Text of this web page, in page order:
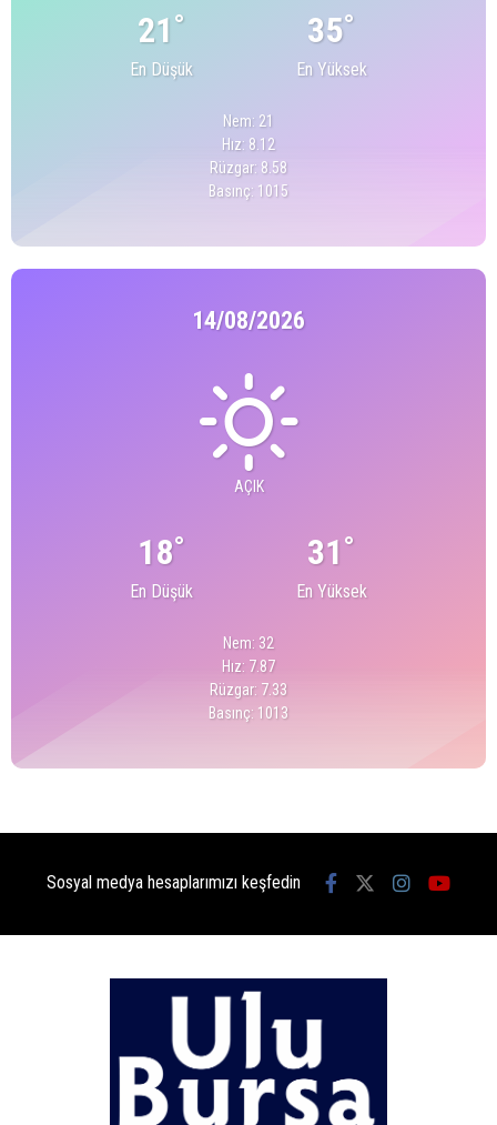
21°
En Düşük
35°
En Yüksek
Nem: 21
Hız: 8.12
Rüzgar: 8.58
Basınç: 1015
14/08/2026
AÇIK
18°
En Düşük
31°
En Yüksek
Nem: 32
Hız: 7.87
Rüzgar: 7.33
Basınç: 1013
Sosyal medya hesaplarımızı keşfedin